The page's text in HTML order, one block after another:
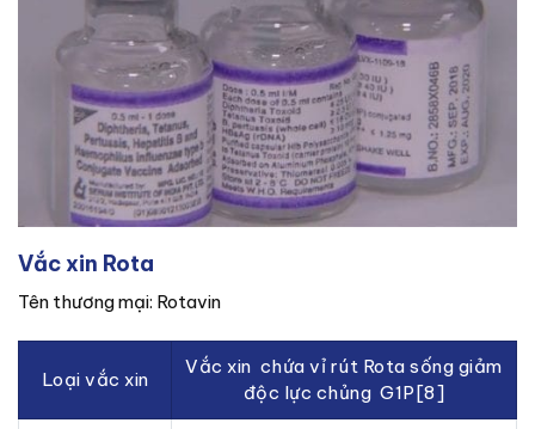
Vắc xin Rota
Tên thương mại: Rotavin
Loại vắc xin
Vắc xin chứa vỉ rút Rota sống giảm
độc lực chủng G1P[8]